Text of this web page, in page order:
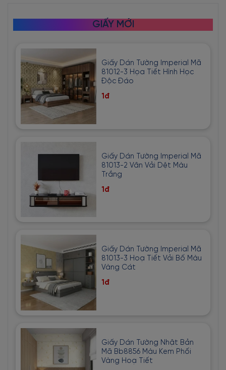
GIẤY MỚI
Giấy Dán Tường Imperial Mã
81012-3 Họa Tiết Hình Học
Độc Đáo
1đ
Giấy Dán Tường Imperial Mã
81013-2 Vân Vải Dệt Màu
Trắng
1đ
Giấy Dán Tường Imperial Mã
81013-3 Hoạ Tiết Vải Bố Màu
Vàng Cát
1đ
Giấy Dán Tường Nhật Bản
Mã Bb8856 Màu Kem Phối
Vàng Hoạ Tiết